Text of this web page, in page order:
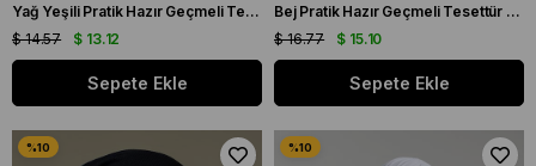
Yağ Yeşili Pratik Hazır Geçmeli Tesettür Bone Sandy Büzgülü Salaş 2119_36
$ 13.12
$ 14.57
Sepete Ekle
Bej Pratik Hazır Geçmeli Tesettür Bone Sandy Kumaş Atkılı 2204_12
$ 15.10
$ 16.77
Sepete Ekle